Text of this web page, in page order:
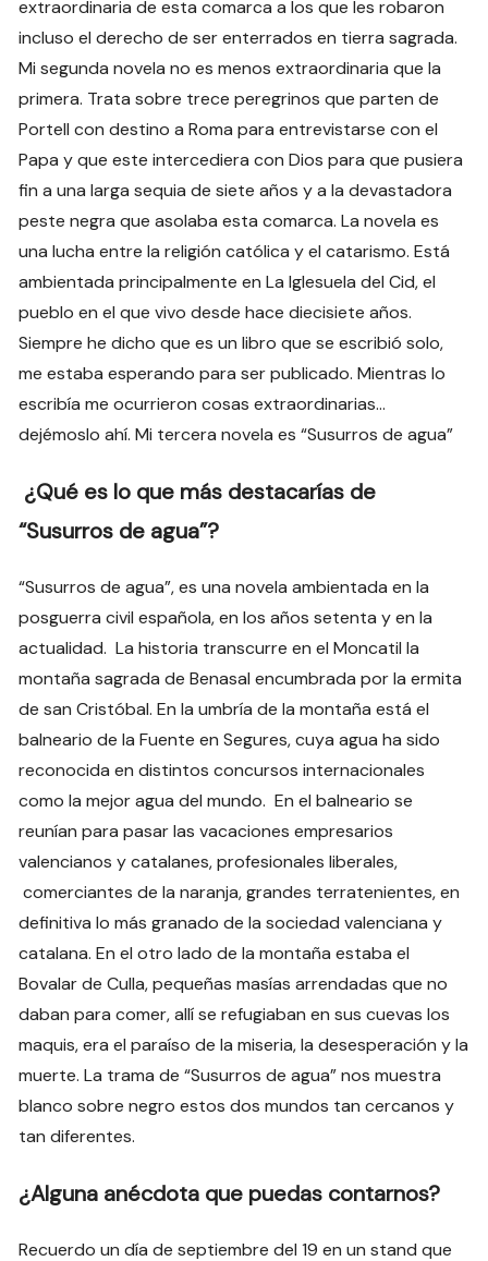
extraordinaria de esta comarca a los que les robaron
incluso el derecho de ser enterrados en tierra sagrada.
Mi segunda novela no es menos extraordinaria que la
primera. Trata sobre trece peregrinos que parten de
Portell con destino a Roma para entrevistarse con el
Papa y que este intercediera con Dios para que pusiera
fin a una larga sequia de siete años y a la devastadora
peste negra que asolaba esta comarca. La novela es
una lucha entre la religión católica y el catarismo. Está
ambientada principalmente en La Iglesuela del Cid, el
pueblo en el que vivo desde hace diecisiete años.
Siempre he dicho que es un libro que se escribió solo,
me estaba esperando para ser publicado. Mientras lo
escribía me ocurrieron cosas extraordinarias…
dejémoslo ahí. Mi tercera novela es “Susurros de agua”
¿Qué es lo que más destacarías de
“Susurros de agua”?
“Susurros de agua”, es una novela ambientada en la
posguerra civil española, en los años setenta y en la
actualidad. La historia transcurre en el Moncatil la
montaña sagrada de Benasal encumbrada por la ermita
de san Cristóbal. En la umbría de la montaña está el
balneario de la Fuente en Segures, cuya agua ha sido
reconocida en distintos concursos internacionales
como la mejor agua del mundo. En el balneario se
reunían para pasar las vacaciones empresarios
valencianos y catalanes, profesionales liberales,
comerciantes de la naranja, grandes terratenientes, en
definitiva lo más granado de la sociedad valenciana y
catalana. En el otro lado de la montaña estaba el
Bovalar de Culla, pequeñas masías arrendadas que no
daban para comer, allí se refugiaban en sus cuevas los
maquis, era el paraíso de la miseria, la desesperación y la
muerte. La trama de “Susurros de agua” nos muestra
blanco sobre negro estos dos mundos tan cercanos y
tan diferentes.
¿Alguna anécdota que puedas contarnos?
Recuerdo un día de septiembre del 19 en un stand que